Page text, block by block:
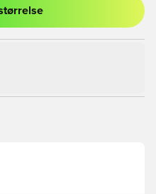
tilmelde dig som medlem